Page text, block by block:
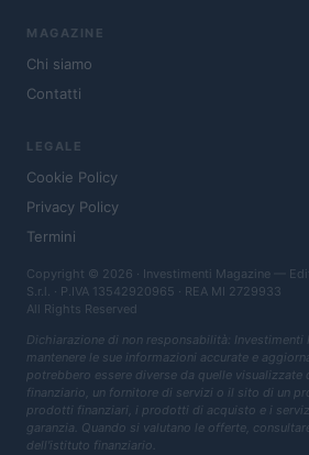
MAGAZINE
Chi siamo
Contatti
LEGALE
Cookie Policy
Privacy Policy
Termini
Copyright © 2026 · Investimenti Magazine —
S.r.l. · P.IVA 13542920965 · REA MI 2729933
All Rights Reserved
Dichiarazione di non responsabilità: Investimenti
mantenere le sue informazioni accurate e
potrebbero essere diverse da quelle
finanziario, un fornitore di servizi o il sito di un
prodotti finanziari, i prodotti di acquisto e i
garanzia. Quando si valutano le offerte,
dell'istituto finanziario.